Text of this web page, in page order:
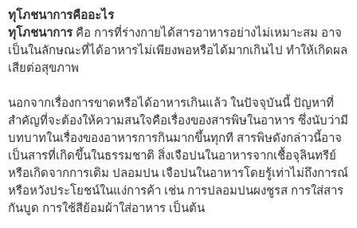
ทุโภชนาการคืออะไร
ทุโภชนาการคือ การที่ร่างกายได้สารอาหารอย่างไม่เหมาะสม อาจ
เป็นในลักษณะที่ได้อาหารไม่เพียงพอหรือได้มากเกินไป ทำให้เกิดผล
เสียต่อสุขภาพ
นอกจากเรื่องการขาดหรือได้อาหารเกินแล้ว ในปัจจุบันนี้ ปัญหาที่
สำคัญที่จะต้องให้ความสนใจคือเรื่องของสารพิษในอาหาร ซึ่งนับว่ามี
บทบาทในเรื่องของอาหารการกินมากขึ้นทุกที สารพิษดังกล่าวนี้อาจ
เป็นสารที่เกิดขึ้นในธรรมชาติ สิ่งเจือปนในอาหารจากเชื้อจุลินทรีย์
หรือเกิดจากการเติม ปลอมปน เจือปนในอาหารโดยรู้เท่าไม่ถึงการณ์
หรือหวังประโยชน์ในแง่การค้า เช่น การปลอมปนผงชูรส การใส่สาร
กันบูด การใช้สีย้อมผ้าใส่อาหาร เป็นต้น